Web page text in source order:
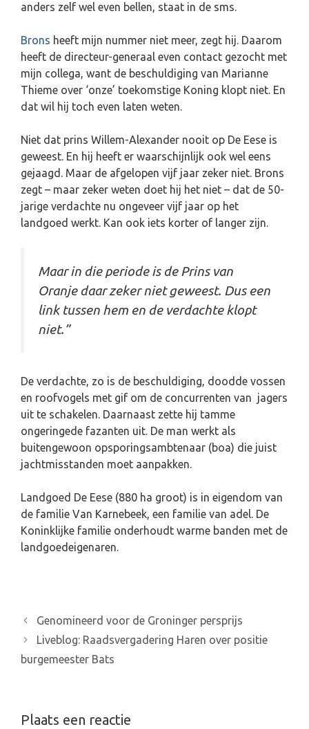
anders zelf wel even bellen, staat in de sms.
Brons heeft mijn nummer niet meer, zegt hij. Daarom
heeft de directeur-generaal even contact gezocht met
mijn collega, want de beschuldiging van Marianne
Thieme over ‘onze’ toekomstige Koning klopt niet. En
dat wil hij toch even laten weten.
Niet dat prins Willem-Alexander nooit op De Eese is
geweest. En hij heeft er waarschijnlijk ook wel eens
gejaagd. Maar de afgelopen vijf jaar zeker niet. Brons
zegt – maar zeker weten doet hij het niet – dat de 50-
jarige verdachte nu ongeveer vijf jaar op het
landgoed werkt. Kan ook iets korter of langer zijn.
Maar in die periode is de Prins van
Oranje daar zeker niet geweest. Dus een
link tussen hem en de verdachte klopt
niet.”
De verdachte, zo is de beschuldiging, doodde vossen
en roofvogels met gif om de concurrenten van jagers
uit te schakelen. Daarnaast zette hij tamme
ongeringede fazanten uit. De man werkt als
buitengewoon opsporingsambtenaar (boa) die juist
jachtmisstanden moet aanpakken.
Landgoed De Eese (880 ha groot) is in eigendom van
de familie Van Karnebeek, een familie van adel. De
Koninklijke familie onderhoudt warme banden met de
landgoedeigenaren.
B
e
r
t
Genomineerd voor de Groninger persprijs
Liveblog: Raadsvergadering Haren over positie
burgemeester Bats
Plaats een reactie